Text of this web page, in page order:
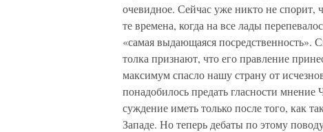
очевидное. Сейчас уже никто не спорит,
те времена, когда на все лады
«самая выдающаяся посредственность».
толка признают, что его правление
максимум спасло нашу страну от
понадобилось предать гласности
суждение иметь только после того, как
Западе. Но теперь дебаты по этому